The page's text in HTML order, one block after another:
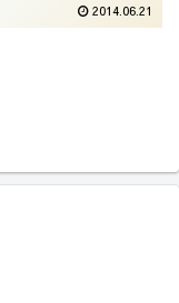
2014.06.21